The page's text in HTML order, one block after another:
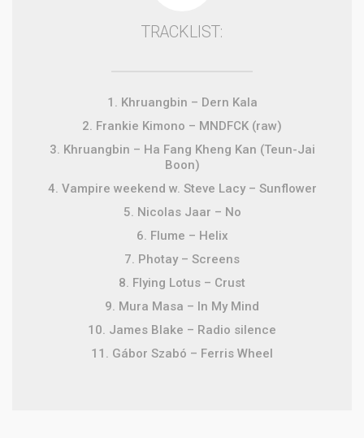
TRACKLIST:
1. Khruangbin – Dern Kala
2. Frankie Kimono – MNDFCK (raw)
3. Khruangbin – Ha Fang Kheng Kan (Teun-Jai
Boon)
4. Vampire weekend w. Steve Lacy – Sunflower
5. Nicolas Jaar – No
6. Flume – Helix
7. Photay – Screens
8. Flying Lotus – Crust
9. Mura Masa – In My Mind
10. James Blake – Radio silence
11. Gábor Szabó – Ferris Wheel